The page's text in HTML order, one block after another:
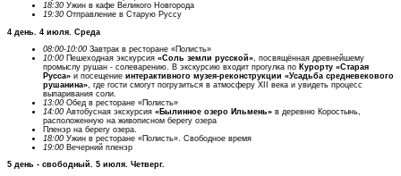
18:30 Ужин в кафе Великого Новгорода
19:30 Отправление в Старую Руссу
4 день. 4 июля. Среда
08:00-10:00 Завтрак в ресторане «Полисть»
10:00 Пешеходная экскурсия «Соль земли русской», посвящённая древнейшему
промыслу рушан - солеварению. В экскурсию входит прогулка по Курорту «Старая
Русса» и посещение интерактивного музея-реконструкции «Усадьба средневекового
рушанина», где гости смогут погрузиться в атмосферу XII века и увидеть процесс
выпаривания соли.
13:00 Обед в ресторане «Полисть»
14:00 Автобусная экскурсия «Былинное озеро Ильмень» в деревню Коростынь,
расположенную на живописном берегу озера
Пленэр на берегу озера.
18:00 Ужин в ресторане «Полисть». Свободное время
19:00 Вечерний пленэр
5 день - свободный. 5 июля. Четверг.